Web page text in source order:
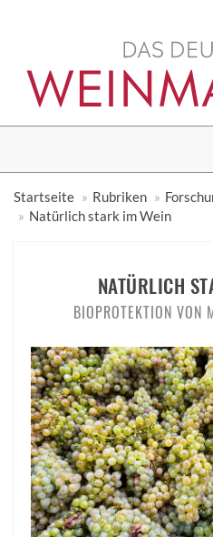
Startseite
Rubriken
Natürlich stark im Wein
NATÜRLICH
BIOPROTEKTION VON